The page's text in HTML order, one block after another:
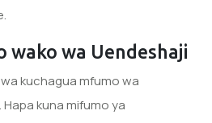
wako wa Uendeshaji
kuchagua mfumo wa
kuna mifumo ya